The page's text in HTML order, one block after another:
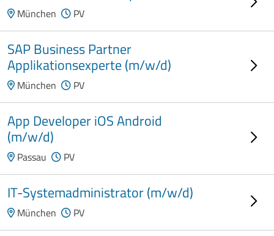
München PV
SAP Business Partner
Applikationsexperte (m/w/d)
München PV
App Developer iOS Android
(m/w/d)
Passau PV
IT-Systemadministrator (m/w/d)
München PV